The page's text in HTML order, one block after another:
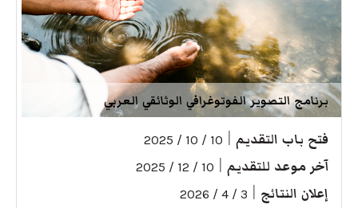
برنامج التصوير الفوتوغرافي الوثائقي العربي
فتح باب التقديم 10 / 10 / 2025
آخر موعد للتقديم 10 / 12 / 2025
إعلان النتائج 3 / 4 / 2026